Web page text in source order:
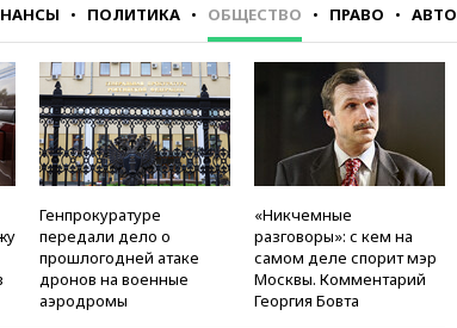
ПОЛИТИКА ОБЩЕСТВО ПРАВО АВТО
Генпрокуратуре
передали дело о
прошлогодней атаке
дронов на военные
аэродромы
«Никчемные
разговоры»: с кем на
самом деле спорит мэр
Москвы. Комментарий
Георгия Бовта